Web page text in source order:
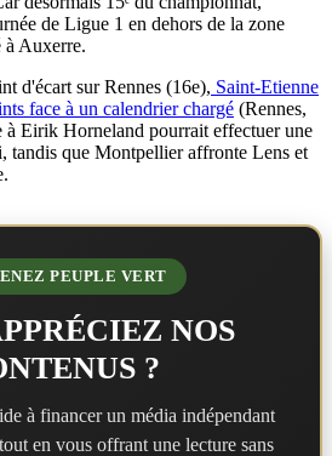
de Ligue 1 en dehors de la zone
à Auxerre.
d'écart sur Rennes (16e), Saint-Etienne
face à un calendrier chargé (Rennes,
Eirik Horneland pourrait effectuer une
tandis que Montpellier affronte Lens et
PEUPLE VERT
NOS
?
à financer un média indépendant
en vous offrant une lecture sans